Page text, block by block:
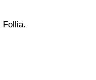
Follia.